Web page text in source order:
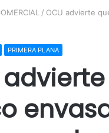
/ OCU advierte
PRIMERA PLANA